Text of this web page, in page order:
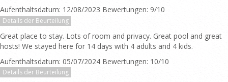
Aufenthaltsdatum: 12/08/2023 Bewertungen: 9/10
Details der Beurteilung
Great place to stay. Lots of room and privacy. Great pool and great
hosts! We stayed here for 14 days with 4 adults and 4 kids.
Aufenthaltsdatum: 05/07/2024 Bewertungen: 10/10
Details der Beurteilung